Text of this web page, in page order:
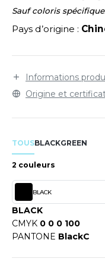
IN EUROPE
LABEL / TEAR AWAY
SHOPPING
ROW
OF THE LOOM
- BLANKS
Sauf coloris
Pays d’origine :
Informations
Origine et
TOUSBLACKGREEN
2 couleurs
BLACK
BLACK
CMYK 0 0 0 100
PANTONE BlackC